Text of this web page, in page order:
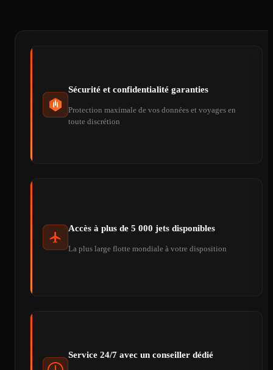
Sécurité et confidentialité garanties
Protection maximale de vos données et voyages en
toute discrétion
Accès à plus de 5 000 jets disponibles
La plus large flotte mondiale à votre disposition
Service 24/7 avec un conseiller dédié